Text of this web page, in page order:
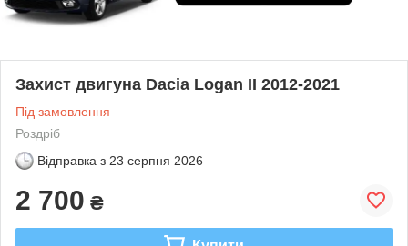
Захист двигуна Dacia Logan II 2012-2021
Під замовлення
Роздріб
Відправка з 23 серпня 2026
2 700 ₴